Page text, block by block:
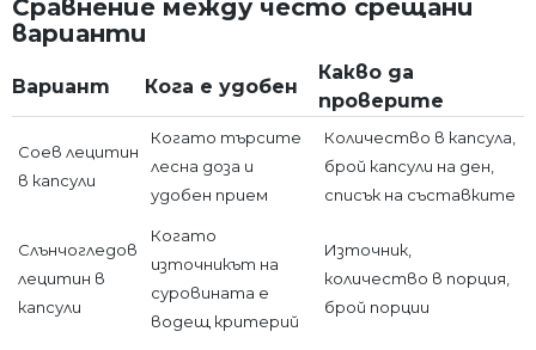
Сравнение между често срещани
варианти
Вариант Кога е удобен
Какво да
проверите
Соев лецитин
в капсули
Когато търсите
лесна доза и
удобен прием
Количество в капсула,
брой капсули на ден,
списък на съставките
Слънчогледов
лецитин в
капсули
Когато
източникът на
суровината е
водещ критерий
Източник,
количество в порция,
брой порции